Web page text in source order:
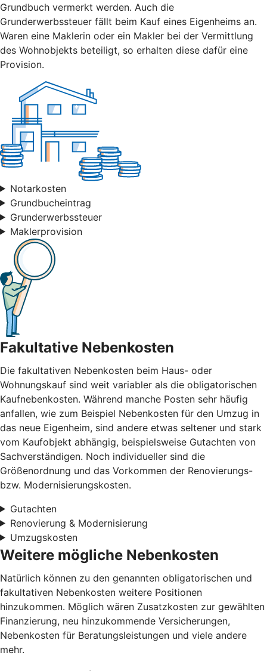
Grundbuch vermerkt werden. Auch die
Grunderwerbssteuer fällt beim Kauf eines Eigenheims an.
Waren eine Maklerin oder ein Makler bei der Vermittlung
des Wohnobjekts beteiligt, so erhalten diese dafür eine
Provision.
Notarkosten
Grundbucheintrag
Grunderwerbssteuer
Maklerprovision
Fakultative Nebenkosten
Die fakultativen Nebenkosten beim Haus- oder
Wohnungskauf sind weit variabler als die obligatorischen
Kaufnebenkosten. Während manche Posten sehr häufig
anfallen, wie zum Beispiel Nebenkosten für den Umzug in
das neue Eigenheim, sind andere etwas seltener und stark
vom Kaufobjekt abhängig, beispielsweise Gutachten von
Sachverständigen. Noch individueller sind die
Größenordnung und das Vorkommen der Renovierungs-
bzw. Modernisierungskosten.
Gutachten
Renovierung & Modernisierung
Umzugskosten
Weitere mögliche Nebenkosten
Natürlich können zu den genannten obligatorischen und
fakultativen Nebenkosten weitere Positionen
hinzukommen. Möglich wären Zusatzkosten zur gewählten
Finanzierung, neu hinzukommende Versicherungen,
Nebenkosten für Beratungsleistungen und viele andere
mehr.